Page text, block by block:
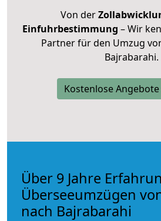
Von der
Einfuhrbestimmung – Wir
Partner für den Umzug
Bajrabarahi.
Kostenlose
Über 9 Jahre
Überseeumzügen
nach Bajrabarahi